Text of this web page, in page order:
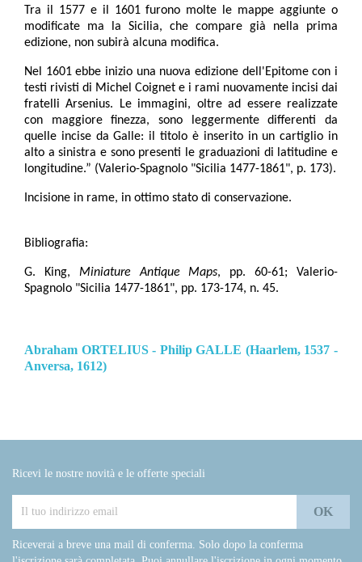
Tra il 1577 e il 1601 furono molte le mappe aggiunte o
modificate ma la Sicilia, che compare già nella prima
edizione, non subirà alcuna modifica.
Nel 1601 ebbe inizio una nuova edizione dell'Epitome con i
testi rivisti di Michel Coignet e i rami nuovamente incisi dai
fratelli Arsenius. Le immagini, oltre ad essere realizzate
con maggiore finezza, sono leggermente differenti da
quelle incise da Galle: il titolo è inserito in un cartiglio in
alto a sinistra e sono presenti le graduazioni di latitudine e
longitudine.” (Valerio-Spagnolo "Sicilia 1477-1861", p. 173).
Incisione in rame, in ottimo stato di conservazione.
Bibliografia:
G. King, Miniature Antique Maps, pp. 60-61; Valerio-
Spagnolo "Sicilia 1477-1861", pp. 173-174, n. 45.
Abraham ORTELIUS - Philip GALLE (Haarlem, 1537 -
Anversa, 1612)
Ricevi le nostre novità e le offerte speciali
Riceverai a breve una mail di conferma. Solo dopo la conferma